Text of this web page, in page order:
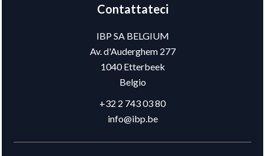
Contattateci
IBP SA BELGIUM
Av. d'Auderghem 277
1040Etterbeek
Belgio
+32 2 743 03 80
info@ibp.be